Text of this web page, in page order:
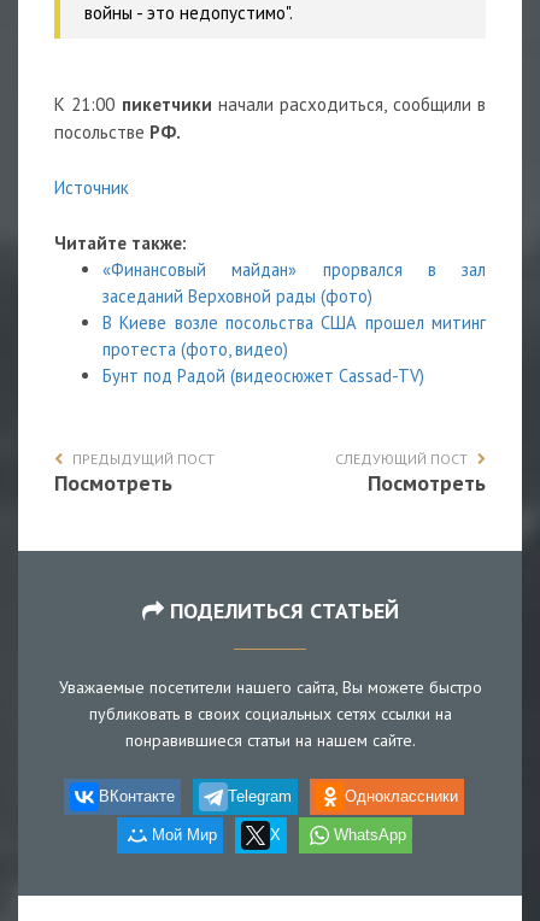
войны - это недопустимо".
К 21:00 пикетчики начали расходиться, сообщили в
посольстве РФ.
Источник
Читайте также:
«Финансовый майдан» прорвался в зал
заседаний Верховной рады (фото)
В Киеве возле посольства США прошел митинг
протеста (фото, видео)
Бунт под Радой (видеосюжет Cassad-TV)
ПРЕДЫДУЩИЙ ПОСТ
Посмотреть
СЛЕДУЮЩИЙ ПОСТ
Посмотреть
ПОДЕЛИТЬСЯ СТАТЬЕЙ
Уважаемые посетители нашего сайта, Вы можете быстро
публиковать в своих социальных сетях ссылки на
понравившиеся статьи на нашем сайте.
ВКонтакте Telegram Одноклассники
Мой Мир X WhatsApp